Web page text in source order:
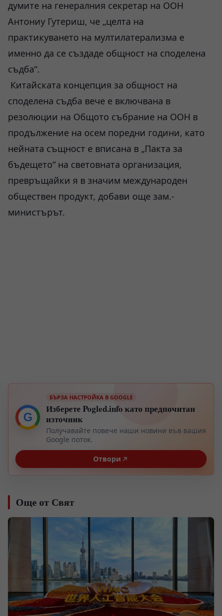
думите на генералния секретар на ООН
Антониу Гутериш, че „целта на
практикуването на мултилатерализма е
именно да се създаде общност на споделена
съдба“.
Китайската концепция за общност на
споделена съдба вече е включвана в
резолюции на Общото събрание на ООН в
продължение на осем поредни години, като
нейната същност е вписана в „Пакта за
бъдещето“ на световната организация,
превръщайки я в значим международен
обществен продукт, добави още зам.-
министърът.
G
БЪРЗА НАСТРОЙКА В GOOGLE
Изберете Pogled.info като предпочитан
източник
Получавайте повече наши новини във вашия
Google поток.
Отвори
Още от Свят